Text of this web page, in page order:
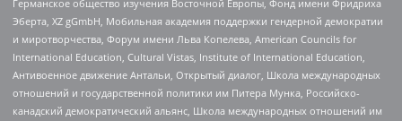
Германское общество изучения Восточной Европы, Фонд имени Фридриха
Эберта, XZ gGmbH, Мобильная академия поддержки гендерной демократии
и миротворчества, Форум имени Льва Копелева, American Councils for
International Education, Cultural Vistas, Institute of International Education,
Антивоенное движение Антальи, Открытый диалог, Школа международных
отношений и государственной политики им Питера Мунка, Российско-
канадский демократический альянс, Школа международных отношений им